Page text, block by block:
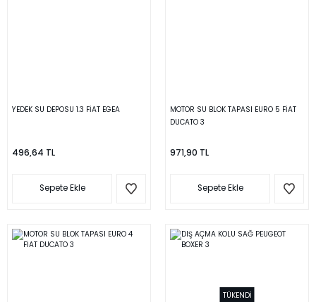
YEDEK SU DEPOSU 1.3 FİAT EGEA
496,64 TL
Sepete Ekle
MOTOR SU BLOK TAPASI EURO 5 FİAT
DUCATO 3
971,90 TL
Sepete Ekle
TÜKENDİ